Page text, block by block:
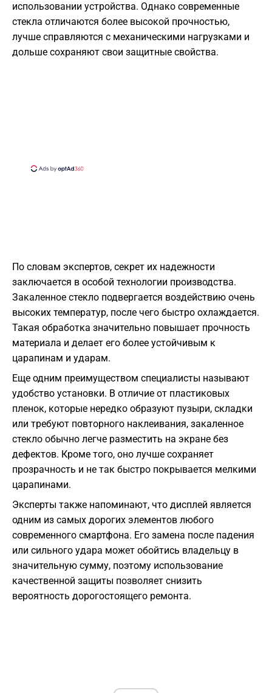
использовании устройства. Однако современные
стекла отличаются более высокой прочностью,
лучше справляются с механическими нагрузками и
дольше сохраняют свои защитные свойства.
По словам экспертов, секрет их надежности
заключается в особой технологии производства.
Закаленное стекло подвергается воздействию очень
высоких температур, после чего быстро охлаждается.
Такая обработка значительно повышает прочность
материала и делает его более устойчивым к
царапинам и ударам.
Еще одним преимуществом специалисты называют
удобство установки. В отличие от пластиковых
пленок, которые нередко образуют пузыри, складки
или требуют повторного наклеивания, закаленное
стекло обычно легче разместить на экране без
дефектов. Кроме того, оно лучше сохраняет
прозрачность и не так быстро покрывается мелкими
царапинами.
Эксперты также напоминают, что дисплей является
одним из самых дорогих элементов любого
современного смартфона. Его замена после падения
или сильного удара может обойтись владельцу в
значительную сумму, поэтому использование
качественной защиты позволяет снизить
вероятность дорогостоящего ремонта.